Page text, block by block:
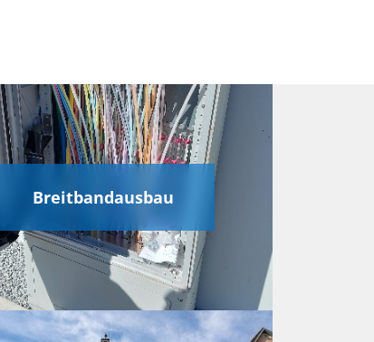
Breitbandausbau